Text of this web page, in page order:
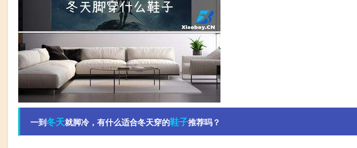
一到冬天就脚冷，有什么适合冬天穿的鞋子推荐吗？